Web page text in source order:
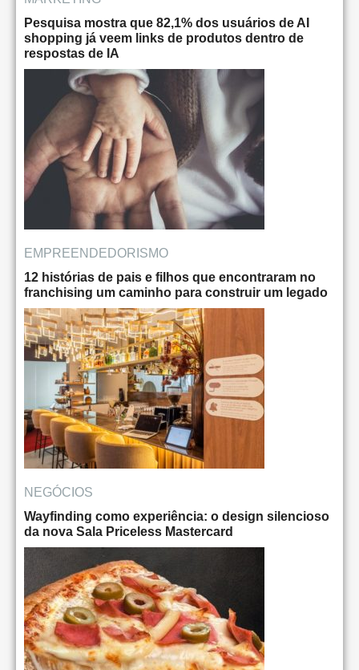
Pesquisa mostra que 82,1% dos usuários de AI
shopping já veem links de produtos dentro de
respostas de IA
EMPREENDEDORISMO
12 histórias de pais e filhos que encontraram no
franchising um caminho para construir um legado
NEGÓCIOS
Wayfinding como experiência: o design silencioso
da nova Sala Priceless Mastercard